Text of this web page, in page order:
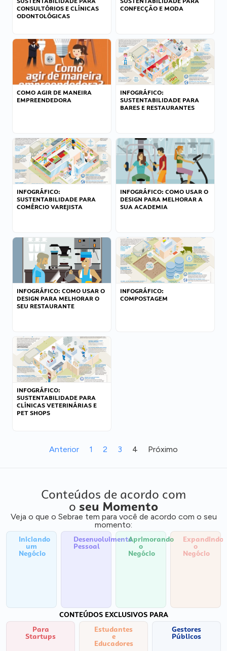
CONSULTÓRIOS E CLÍNICAS
ODONTOLÓGICAS
CONFECÇÃO E MODA
COMO AGIR DE MANEIRA
EMPREENDEDORA
INFOGRÁFICO:
SUSTENTABILIDADE PARA
BARES E RESTAURANTES
INFOGRÁFICO:
SUSTENTABILIDADE PARA
COMÉRCIO VAREJISTA
INFOGRÁFICO: COMO USAR O
DESIGN PARA MELHORAR A
SUA ACADEMIA
INFOGRÁFICO: COMO USAR O
DESIGN PARA MELHORAR O
SEU RESTAURANTE
INFOGRÁFICO:
COMPOSTAGEM
INFOGRÁFICO:
SUSTENTABILIDADE PARA
CLÍNICAS VETERINÁRIAS E
PET SHOPS
Anterior 1 2 3 4 Próximo
Conteúdos de acordo com
o seu Momento
Veja o que o Sebrae tem para você de acordo com o seu
momento:
Iniciando
um
Negócio
Desenvolvimento
Pessoal
Aprimorando
o
Negócio
Expandindo
o
Negócio
CONTEÚDOS EXCLUSIVOS PARA
Para
Startups
Estudantes
e
Educadores
Gestores
Públicos